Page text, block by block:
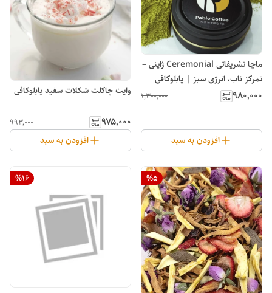
ماچا تشریفاتی Ceremonial ژاپنی –
تمرکز ناب، انرژی سبز | پابلوکافی
۹۸۰٬۰۰۰ ۱٬۳۰۰٬۰۰۰
افزودن به سبد
وایت چاکلت شکلات سفید پابلوکافی
۹۷۵٬۰۰۰ ۹۹۳٬۰۰۰
افزودن به سبد
%5
%16